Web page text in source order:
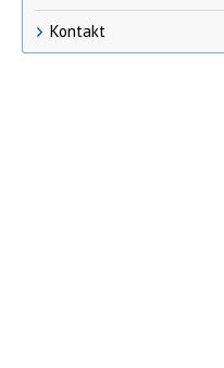
Kontakt